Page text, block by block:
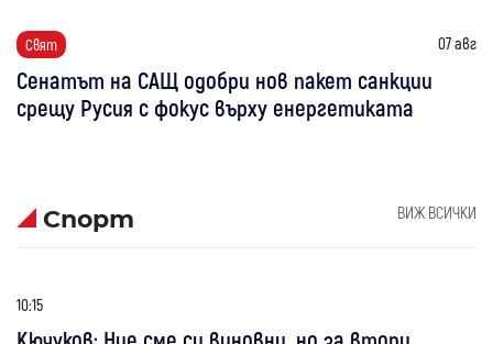
Свят 07 авг
Сенатът на САЩ одобри нов пакет санкции
срещу Русия с фокус върху енергетиката
Спорт ВИЖ ВСИЧКИ
10:15